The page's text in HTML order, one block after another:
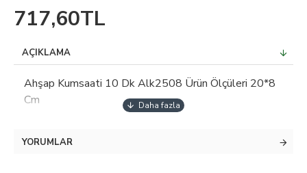
717,60TL
AÇIKLAMA
Ahşap Kumsaati 10 Dk Alk2508 Ürün Ölçüleri 20*8
Cm
YORUMLAR